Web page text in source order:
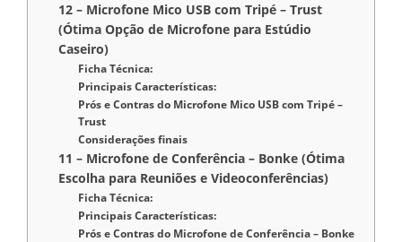
12 – Microfone Mico USB com Tripé – Trust
(Ótima Opção de Microfone para Estúdio
Caseiro)
Ficha Técnica:
Principais Características:
Prós e Contras do Microfone Mico USB com Tripé –
Trust
Considerações finais
11 – Microfone de Conferência – Bonke (Ótima
Escolha para Reuniões e Videoconferências)
Ficha Técnica:
Principais Características:
Prós e Contras do Microfone de Conferência – Bonke